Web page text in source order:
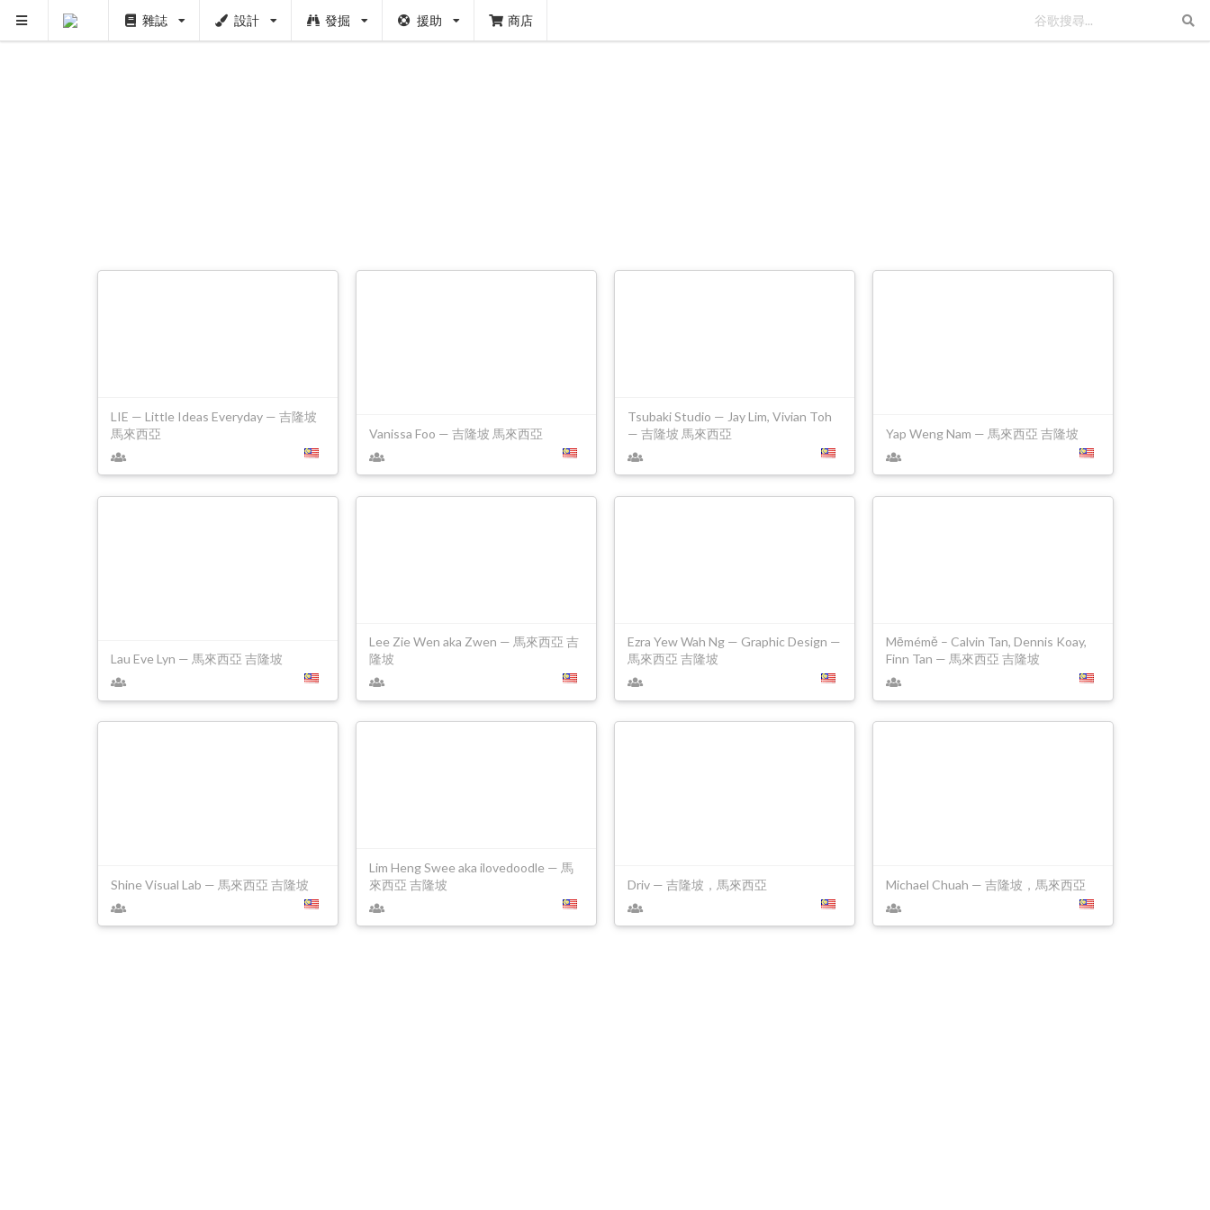
雜誌 設計 發掘 援助 商店
LIE — Little Ideas Everyday — 吉隆坡
馬來西亞
Vanissa Foo — 吉隆坡 馬來西亞
Tsubaki Studio — Jay Lim, Vivian Toh
— 吉隆坡 馬來西亞
Yap Weng Nam — 馬來西亞 吉隆坡
Lau Eve Lyn — 馬來西亞 吉隆坡
Lee Zie Wen aka Zwen — 馬來西亞 吉
隆坡
Ezra Yew Wah Ng — Graphic Design —
馬來西亞 吉隆坡
Mēmémě – Calvin Tan, Dennis Koay,
Finn Tan — 馬來西亞 吉隆坡
Shine Visual Lab — 馬來西亞 吉隆坡
Lim Heng Swee aka ilovedoodle — 馬
來西亞 吉隆坡
Driv — 吉隆坡，馬來西亞 Michael Chuah — 吉隆坡，馬來西亞